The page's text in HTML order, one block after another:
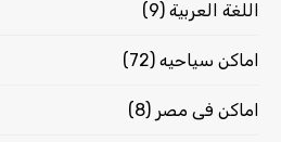
اللغة العربية(9)
اماكن سياحيه(72)
اماكن فى مصر (8)